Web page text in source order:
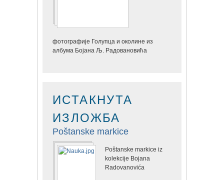
фотографије Голупца и околине из
албума Бојана Љ. Радовановића
ИСТАКНУТА
ИЗЛОЖБА
Poštanske markice
Poštanske markice iz
kolekcije Bojana
Radovanovića